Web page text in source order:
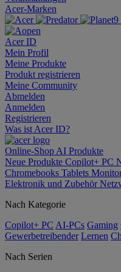
Acer-Marken
Acer ID
Mein Profil
Meine Produkte
Produkt registrieren
Meine Community
Abmelden
Anmelden
Registrieren
Was ist Acer ID?
Online-Shop AI Produkte
Neue Produkte Copilot+ PC
Chromebooks Tablets
Elektronik und Zubehör
Nach Kategorie
Copilot+ PC AI-PCs Gaming
Gewerbetreibender Lernen
Nach Serien